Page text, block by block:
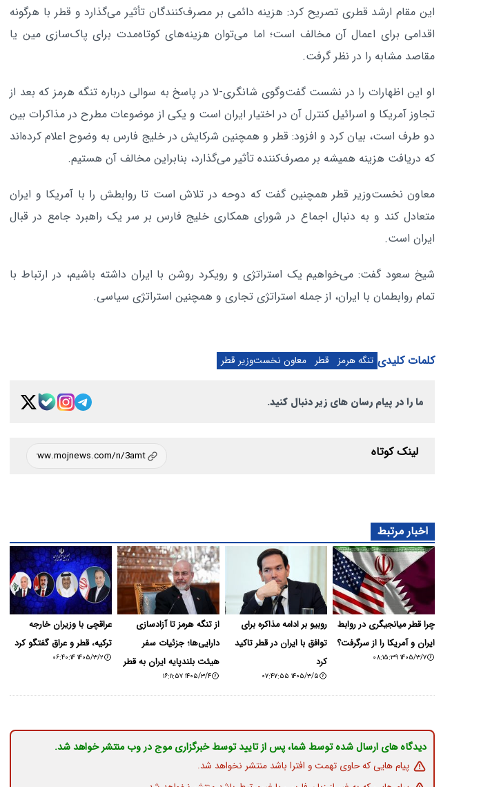
این مقام ارشد قطری تصریح کرد: هزینه دائمی بر مصرف‌کنندگان تأثیر می‌گذارد و قطر با هرگونه
اقدامی برای اعمال آن مخالف است؛ اما می‌توان هزینه‌های کوتاه‌مدت برای پاک‌سازی مین یا
مقاصد مشابه را در نظر گرفت.
او این اظهارات را در نشست گفت‌وگوی شانگری-لا در پاسخ به سوالی درباره تنگه هرمز که بعد از
تجاوز آمریکا و اسرائیل کنترل آن در اختیار ایران است و یکی از موضوعات مطرح در مذاکرات بین
دو طرف است، بیان کرد و افزود: قطر و همچنین شرکایش در خلیج فارس به وضوح اعلام کرده‌اند
که دریافت هزینه همیشه بر مصرف‌کننده تأثیر می‌گذارد، بنابراین مخالف آن هستیم.
معاون نخست‌وزیر قطر همچنین گفت که دوحه در تلاش است تا روابطش را با آمریکا و ایران
متعادل کند و به دنبال اجماع در شورای همکاری خلیج فارس بر سر یک راهبرد جامع در قبال
ایران است.
شیخ سعود گفت: می‌خواهیم یک استراتژی و رویکرد روشن با ایران داشته باشیم، در ارتباط با
تمام روابطمان با ایران، از جمله استراتژی تجاری و همچنین استراتژی سیاسی.
کلمات کلیدی تنگه هرمز قطر معاون نخست‌وزیر قطر
ما را در پیام رسان های زیر دنبال کنید.
لینک کوتاه
اخبار مرتبط
چرا قطر میانجیگری در روابط
ایران و آمریکا را از سرگرفت؟
۱۴۰۵/۳/۷ ۰۸:۱۵:۳۹
روبیو بر ادامه مذاکره برای
توافق با ایران در قطر تاکید
کرد
۱۴۰۵/۳/۵ ۰۷:۴۷:۵۵
از تنگه هرمز تا آزادسازی
دارایی‌ها؛ جزئیات سفر
هیئت بلندپایه ایران به قطر
۱۴۰۵/۳/۴ ۱۶:۱۱:۵۷
عراقچی با وزیران خارجه
ترکیه، قطر و عراق گفتگو کرد
۱۴۰۵/۳/۲ ۰۶:۴۰:۱۴
دیدگاه های ارسال شده توسط شما، پس از تایید توسط خبرگزاری موج در وب منتشر خواهد شد.
پیام هایی که حاوی تهمت و افترا باشد منتشر نخواهد شد.